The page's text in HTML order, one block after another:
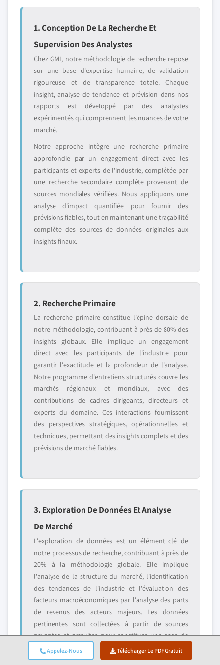
Appelez-Nous Télécharger Le PDF Gratuit
1. Conception De La Recherche Et
Supervision Des Analystes
Chez GMI, notre méthodologie de recherche repose
sur une base d'expertise humaine, de validation
rigoureuse et de transparence totale. Chaque
insight, analyse de tendance et prévision dans nos
rapports est développé par des analystes
expérimentés qui comprennent les nuances de votre
marché.
Notre approche intègre une recherche primaire
approfondie par un engagement direct avec les
participants et experts de l'industrie, complétée par
une recherche secondaire complète provenant de
sources mondiales vérifiées. Nous appliquons une
analyse d'impact quantifiée pour fournir des
prévisions fiables, tout en maintenant une traçabilité
complète des sources de données originales aux
insights finaux.
2. Recherche Primaire
La recherche primaire constitue l'épine dorsale de
notre méthodologie, contribuant à près de 80% des
insights globaux. Elle implique un engagement
direct avec les participants de l'industrie pour
garantir l'exactitude et la profondeur de l'analyse.
Notre programme d'entretiens structurés couvre les
marchés régionaux et mondiaux, avec des
contributions de cadres dirigeants, directeurs et
experts du domaine. Ces interactions fournissent
des perspectives stratégiques, opérationnelles et
techniques, permettant des insights complets et des
prévisions de marché fiables.
3. Exploration De Données Et Analyse
De Marché
L'exploration de données est un élément clé de
notre processus de recherche, contribuant à près de
20% à la méthodologie globale. Elle implique
l'analyse de la structure du marché, l'identification
des tendances de l'industrie et l'évaluation des
facteurs macroéconomiques par l'analyse des parts
de revenus des acteurs majeurs. Les données
pertinentes sont collectées à partir de sources
payantes et gratuites pour constituer une base de
données fiable. Ces informations sont ensuite
intégrées pour soutenir la recherche primaire et le